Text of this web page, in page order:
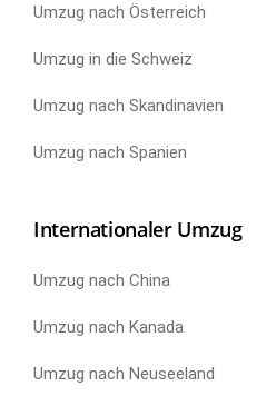
Umzug nach Österreich
Umzug in die Schweiz
Umzug nach Skandinavien
Umzug nach Spanien
Internationaler Umzug
Umzug nach China
Umzug nach Kanada
Umzug nach Neuseeland